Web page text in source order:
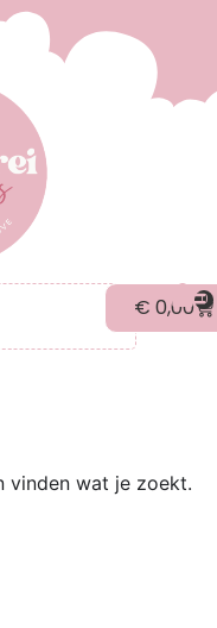
€ 0,00 0
vinden wat je zoekt.